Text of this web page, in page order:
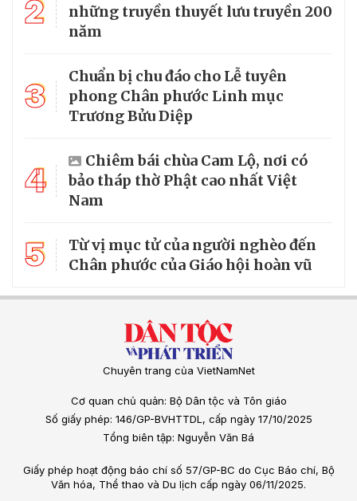
2
những truyền thuyết lưu truyền 200
năm
3
Chuẩn bị chu đáo cho Lễ tuyên
phong Chân phước Linh mục
Trương Bửu Diệp
4
Chiêm bái chùa Cam Lộ, nơi có
bảo tháp thờ Phật cao nhất Việt
Nam
5
Từ vị mục tử của người nghèo đến
Chân phước của Giáo hội hoàn vũ
Chuyên trang của VietNamNet
Cơ quan chủ quản: Bộ Dân tộc và Tôn giáo
Số giấy phép: 146/GP-BVHTTDL, cấp ngày 17/10/2025
Tổng biên tập: Nguyễn Văn Bá
Giấy phép hoạt động báo chí số 57/GP-BC do Cục Báo chí, Bộ
Văn hóa, Thể thao và Du lịch cấp ngày 06/11/2025.